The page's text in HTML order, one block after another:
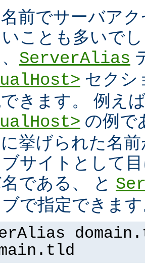
前でサーバア
ことも多いで
ServerAlias
セクシ
きます。 例え
の例で
挙げられた名
サイトとして
である、 と
で指定できま